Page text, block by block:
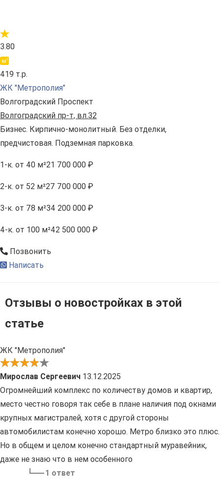
3.80
419 т.р.
ЖК "Метрополия"
Волгоградский Проспект
Волгоградский пр-т, вл.32
Бизнес. Кирпично-монолитный. Без отделки,
предчистовая. Подземная парковка.
1-к. от 40 м²21 700 000 ₽
2-к. от 52 м²27 700 000 ₽
3-к. от 78 м²34 200 000 ₽
4-к. от 100 м²42 500 000 ₽
Позвонить
Написать
Отзывы о новостройках в этой
статье
ЖК "Метрополия"
Мирослав Сергеевич 13.12.2025
Огромнейший комплекс по количеству домов и квартир,
место честно говоря так себе в плане наличия под окнами
крупных магистралей, хотя с другой стороны
автомобилистам конечно хорошо. Метро близко это плюс.
Но в общем и целом конечно стандартный муравейник,
даже не знаю что в нем особенного
1 ответ